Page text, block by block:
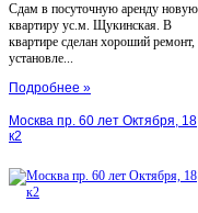
Сдам в посуточную аренду новую
квартиру ус.м. Щукинская. В
квартире сделан хороший ремонт,
установле...
Подробнее »
Москва пр. 60 лет Октября, 18
к2